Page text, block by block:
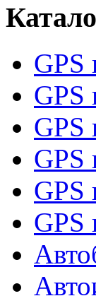
GPS
GPS
GPS
GPS
GPS
GPS